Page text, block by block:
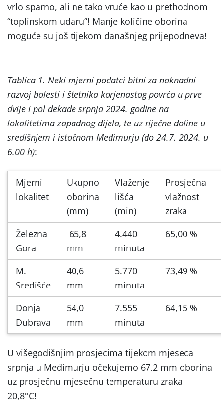
vrlo sparno, ali ne tako vruće kao u prethodnom
“toplinskom udaru”! Manje količine oborina
moguće su još tijekom današnjeg prijepodneva!
Tablica 1. Neki mjerni podatci bitni za naknadni
razvoj bolesti i štetnika korjenastog povrća u prve
dvije i pol dekade srpnja 2024. godine na
lokalitetima zapadnog dijela, te uz riječne doline u
središnjem i istočnom Međimurju (do 24.7. 2024. u
6.00 h):
Mjerni
lokalitet
Ukupno
oborina
(mm)
Vlaženje
lišća
(min)
Prosječna
vlažnost
zraka
Železna
Gora
65,8
mm
4.440
minuta
65,00 %
M.
Središće
40,6
mm
5.770
minuta
73,49 %
Donja
Dubrava
54,0
mm
7.555
minuta
64,15 %
U višegodišnjim prosjecima tijekom mjeseca
srpnja u Međimurju očekujemo 67,2 mm oborina
uz prosječnu mjesečnu temperaturu zraka
20,8°C!